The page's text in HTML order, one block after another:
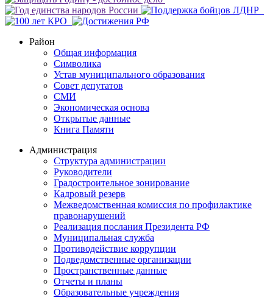
Район
Общая информация
Символика
Устав муниципального образования
Совет депутатов
СМИ
Экономическая основа
Открытые данные
Книга Памяти
Администрация
Структура администрации
Руководители
Градостроительное зонирование
Кадровый резерв
Межведомственная комиссия по профилактике
правонарушений
Реализация послания Президента РФ
Муниципальная служба
Противодействие коррупции
Подведомственные организации
Пространственные данные
Отчеты и планы
Образовательные учреждения